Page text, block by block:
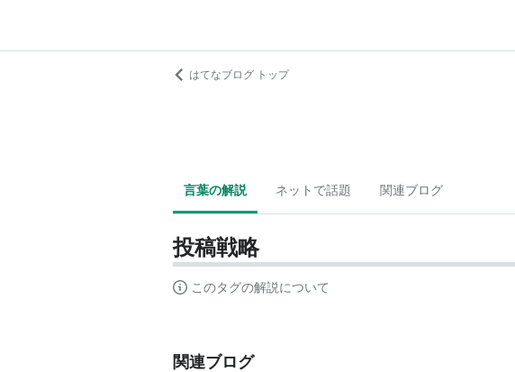
はてなブログ トップ
言葉の解説 ネットで話題 関連ブログ
投稿戦略
このタグの解説について
関連ブログ